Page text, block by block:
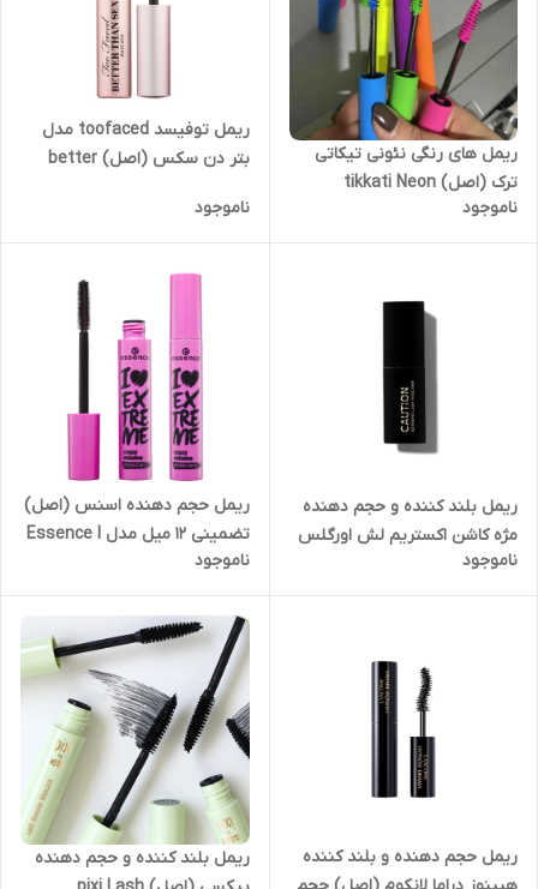
ریمل های رنگی نئونی تیکاتی
ترک (اصل) tikkati Neon
colored mascara
ناموجود
ریمل توفیسد toofaced مدل
بتر دن سکس (اصل) better
FACED BETTER THAN SIX
MASCARA Travel Size
ناموجود
ریمل بلند کننده و حجم دهنده
مژه کاشن اکستریم لش اورگلس
(اصل) Hourglass Caution
Extreme Lash Mascara
ناموجود
ریمل حجم دهنده اسنس (اصل)
تضمینی ۱۲ میل مدل Essence I
Love Extreme Crazy Volume
Mascara
ناموجود
ریمل حجم دهنده و بلند کننده
ریمل بلند کننده و حجم دهنده